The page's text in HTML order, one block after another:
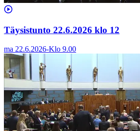
Täysistunto 22.6.2026 klo 12
ma 22.6.2026-Klo 9.00